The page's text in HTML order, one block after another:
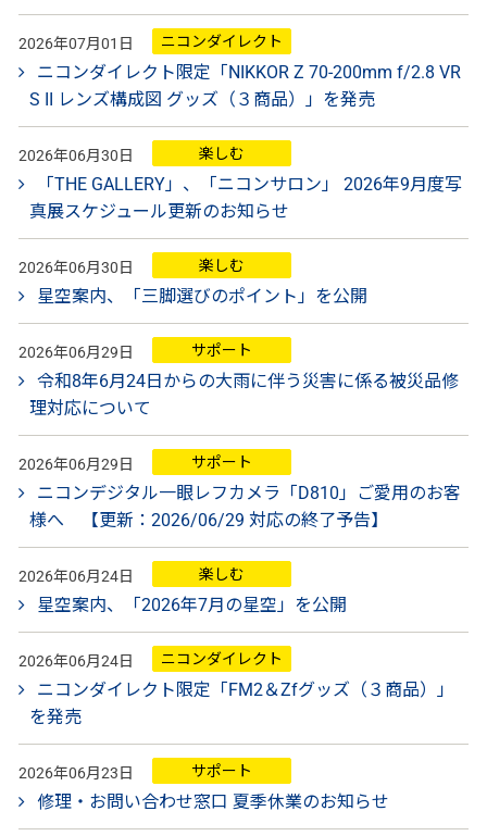
2026年07月01日 ニコンダイレクト
ニコンダイレクト限定「NIKKOR Z 70-200mm f/2.8 VR
S II レンズ構成図 グッズ（３商品）」を発売
2026年06月30日 楽しむ
「THE GALLERY」、「ニコンサロン」 2026年9月度写
真展スケジュール更新のお知らせ
2026年06月30日 楽しむ
星空案内、「三脚選びのポイント」を公開
2026年06月29日 サポート
令和8年6月24日からの大雨に伴う災害に係る被災品修
理対応について
2026年06月29日 サポート
ニコンデジタル一眼レフカメラ「D810」ご愛用のお客
様へ 【更新：2026/06/29 対応の終了予告】
2026年06月24日 楽しむ
星空案内、「2026年7月の星空」を公開
2026年06月24日 ニコンダイレクト
ニコンダイレクト限定「FM2＆Zfグッズ（３商品）」
を発売
2026年06月23日 サポート
修理・お問い合わせ窓口 夏季休業のお知らせ